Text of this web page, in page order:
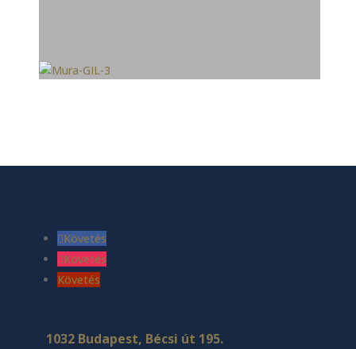
Követés
Követés
Követés
1032 Budapest, Bécsi út 195.